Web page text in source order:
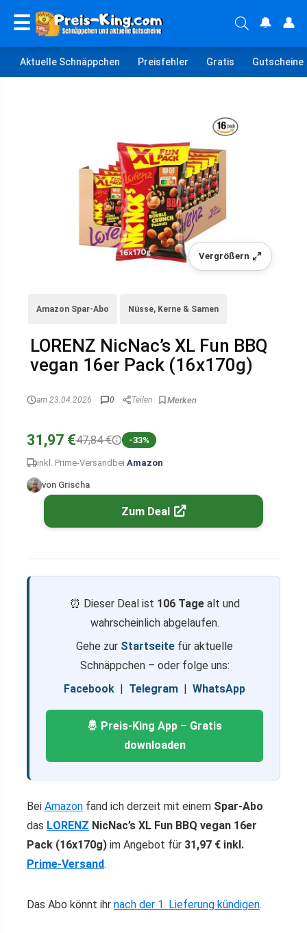
☰ 🔔 👤
Aktuelle Schnäppchen Preisfehler Gratis Gutscheine
Vergrößern
Amazon Spar-Abo Nüsse, Kerne & Samen
LORENZ NicNac’s XL Fun BBQ
vegan 16er Pack (16x170g)
am 23.04.2026 0 Teilen
31,97 €47,84 € -33%
inkl. Prime-Versand bei Amazon
von Grischa
Zum Deal
⏰ Dieser Deal ist 106 Tagealt und
wahrscheinlich abgelaufen.
Gehe zur Startseite für aktuelle
Schnäppchen – oder folge uns:
Facebook | Telegram | WhatsApp
🤴 Preis-King App – Gratis
downloaden
Bei Amazon fand ich derzeit mit einem Spar-Abo
das LORENZ NicNac’s XL Fun BBQ vegan 16er
Pack (16x170g) im Angebot für 31,97 € inkl.
Prime-Versand.
Das Abo könnt ihr nach der 1. Lieferung kündigen.